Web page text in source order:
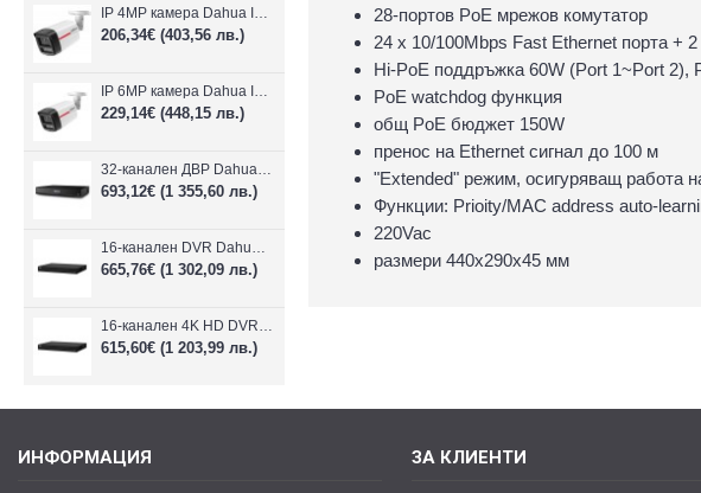
IP 4MP камера Dahua IPC-HFW2449TL-S-LED-0280B-PRO, 2.8mm, IR 50m
206,34€ (403,56 лв.)
IP 6MP камера Dahua IPC-HFW2649TL-S-LED-0280B-PRO, 2.8mm, IR 50m
229,14€ (448,15 лв.)
32-канален ДВР Dahua XVR5232AN-I3/Т
693,12€ (1 355,60 лв.)
16-канален DVR Dahua XVR5216AN-4KL-I3/T + 16 IP
665,76€ (1 302,09 лв.)
16-канален 4K HD DVR Dahua XVR5116H-4KL-I3/T + 16 IP камери
615,60€ (1 203,99 лв.)
28-портов PoE мрежов комутатор
24 х 10/100Mbps Fast Ethernet порта +
Hi-PoE поддръжка 60W (Port 1~Port 2),
PoE watchdog функция
общ PoE бюджет 150W
пренос на Ethernet сигнал до 100 м
"Extended" режим, осигуряващ работа
Функции: Prioity/MAC address auto-
220Vac
размери 440х290х45 мм
ИНФОРМАЦИЯ ЗА КЛИЕНТИ